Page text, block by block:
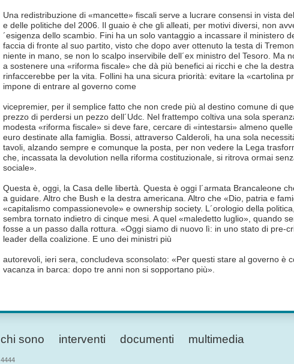
Una redistribuzione di «mancette» fiscali serve a lucrare consensi in vista
e delle politiche del 2006. Il guaio è che gli alleati, per motivi diversi, non
´esigenza dello scambio. Fini ha un solo vantaggio a incassare il ministero
faccia di fronte al suo partito, visto che dopo aver ottenuto la testa di
niente in mano, se non lo scalpo inservibile dell´ex ministro del Tesoro. Ma
a sostenere una «riforma fiscale» che dà più benefici ai ricchi e che la
rinfaccerebbe per la vita. Follini ha una sicura priorità: evitare la «cartolina
impone di entrare al governo come
vicepremier, per il semplice fatto che non crede più al destino comune di
prezzo di perdersi un pezzo dell´Udc. Nel frattempo coltiva una sola
modesta «riforma fiscale» si deve fare, cercare di «intestarsi» almeno
euro destinate alla famiglia. Bossi, attraverso Calderoli, ha una sola
tavoli, alzando sempre e comunque la posta, per non vedere la Lega
che, incassata la devolution nella riforma costituzionale, si ritrova ormai
sociale».
Questa è, oggi, la Casa delle libertà. Questa è oggi l´armata Brancaleone
a guidare. Altro che Bush e la destra americana. Altro che «Dio, patria e
«capitalismo compassionevole» e ownership society. L´orologio della
sembra tornato indietro di cinque mesi. A quel «maledetto luglio», quando
fosse a un passo dalla rottura. «Oggi siamo di nuovo lì: in uno stato di pre-
leader della coalizione. E uno dei ministri più
autorevoli, ieri sera, concludeva sconsolato: «Per questi stare al governo è
vacanza in barca: dopo tre anni non si sopportano più».
chi sono interventi documenti multimedia
4444